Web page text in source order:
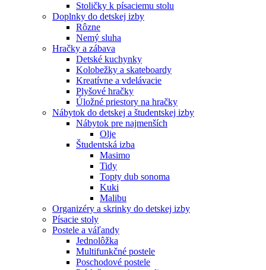
Stoličky k písaciemu stolu
Doplnky do detskej izby
Rôzne
Nemý sluha
Hračky a zábava
Detské kuchynky
Kolobežky a skateboardy
Kreatívne a vdelávacie
Plyšové hračky
Úložné priestory na hračky
Nábytok do detskej a študentskej izby
Nábytok pre najmenších
Olje
Študentská izba
Masimo
Tidy
Topty dub sonoma
Kuki
Malibu
Organizéry a skrinky do detskej izby
Písacie stoly
Postele a váľandy
Jednolôžka
Multifunkčné postele
Poschodové postele